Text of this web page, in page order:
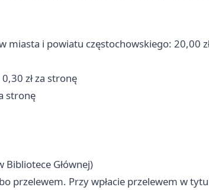
miasta i powiatu częstochowskiego: 20,00
zł za stronę
stronę
Bibliotece Głównej)
przelewem. Przy wpłacie przelewem w